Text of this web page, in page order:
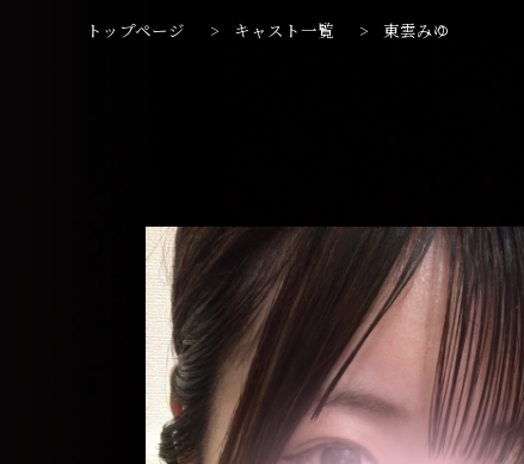
トップページ > キャスト一覧 > 東雲みゆ